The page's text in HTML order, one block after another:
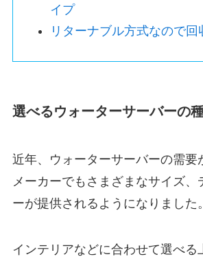
イプ
リターナブル方式なので回
選べるウォーターサーバーの
近年、ウォーターサーバーの需要
メーカーでもさまざまなサイズ、
ーが提供されるようになりました。
インテリアなどに合わせて選べる